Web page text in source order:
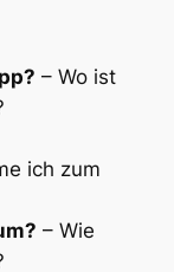
– Wo ist
ich zum
– Wie